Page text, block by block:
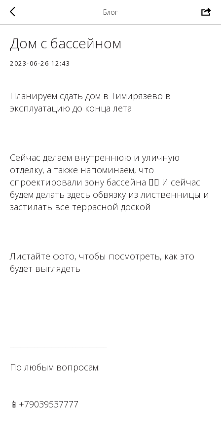
Блог
Дом с бассейном
2023-06-26 12:43
Планируем сдать дом в Тимирязево в
эксплуатацию до конца лета
Сейчас делаем внутреннюю и уличную
отделку, а также напоминаем, что
спроектировали зону бассейна 👍🏻 И сейчас
будем делать здесь обвязку из лиственницы и
застилать все террасной доской
Листайте фото, чтобы посмотреть, как это
будет выглядеть
По любым вопросам: ⁣⁣⠀⁣⁣⠀⁣⁣⠀⁣⁣⠀
📱+79039537777⁣⁣⁣⁣⠀⁣⁣⠀